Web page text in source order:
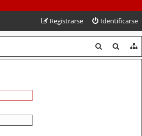
Identificarse
Registrarse
u
u